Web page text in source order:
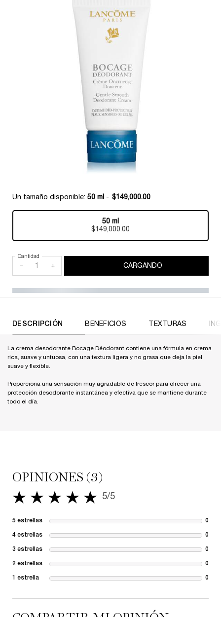
Un tamaño disponible: 50 ml - $149,000.00
Selected
50 ml
$149,000.00
, 1 of 1
−
Cantidad
+ CARGANDO
DESCRIPCIÓN BENEFICIOS TEXTURAS
La crema desodorante Bocage Déodorant contiene una fórmula en crema
rica, suave y untuosa, con una textura ligera y no grasa que deja la piel
suave y flexible.
Proporciona una sensación muy agradable de frescor para ofrecer una
protección desodorante instantánea y efectiva que se mantiene durante
todo el día.
OPINIONES (3)
5 de 5 estrellas. 5/5
5 estrellas 0
4 estrellas 0
3 estrellas 0
2 estrellas 0
1 estrella 0